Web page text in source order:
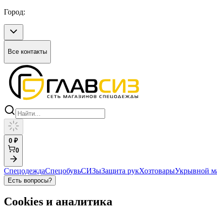
Город:
Все контакты
0 ₽
0
СпецодеждаСпецобувьСИЗыЗащита рукХозтоварыУкрывной
Есть вопросы?
Cookies и аналитика